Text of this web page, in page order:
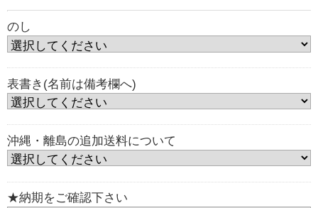
のし
表書き(名前は備考欄へ)
沖縄・離島の追加送料について
★納期をご確認下さい